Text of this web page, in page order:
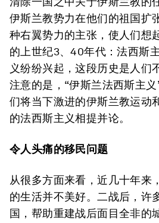
伊斯兰教势力在他们的祖国扩
种右翼势力的主张，使人们想
的上世纪3、40年代：法西斯
义纷纷兴起，这段历史是人们
注意的是，“伊斯兰法西斯主
们将当下激进的伊斯兰教运动
的法西斯主义相提并论。
令人头痛的移民问题
从很多方面来看，近几十年来
的生活并不美好。二战后，许
国，帮助重建战后面目全非的